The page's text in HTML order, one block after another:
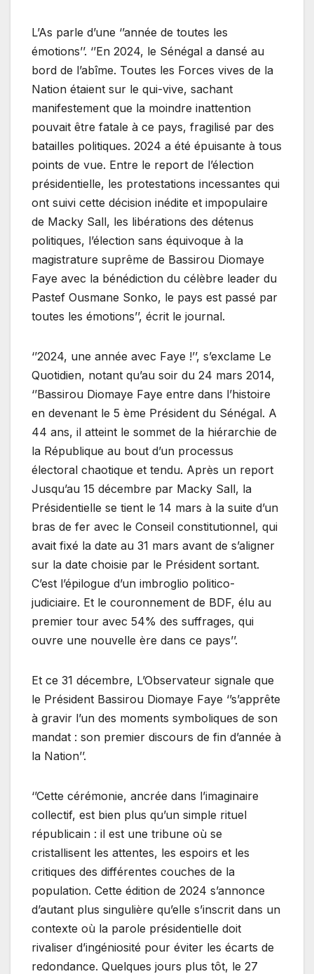
L’As parle d’une ‘’année de toutes les
émotions’’. ‘’En 2024, le Sénégal a dansé au
bord de l’abîme. Toutes les Forces vives de la
Nation étaient sur le qui-vive, sachant
manifestement que la moindre inattention
pouvait être fatale à ce pays, fragilisé par des
batailles politiques. 2024 a été épuisante à tous
points de vue. Entre le report de l’élection
présidentielle, les protestations incessantes qui
ont suivi cette décision inédite et impopulaire
de Macky Sall, les libérations des détenus
politiques, l’élection sans équivoque à la
magistrature suprême de Bassirou Diomaye
Faye avec la bénédiction du célèbre leader du
Pastef Ousmane Sonko, le pays est passé par
toutes les émotions’’, écrit le journal.
‘’2024, une année avec Faye !’’, s’exclame Le
Quotidien, notant qu’au soir du 24 mars 2014,
‘’Bassirou Diomaye Faye entre dans l’histoire
en devenant le 5 ème Président du Sénégal. A
44 ans, il atteint le sommet de la hiérarchie de
la République au bout d’un processus
électoral chaotique et tendu. Après un report
Jusqu’au 15 décembre par Macky Sall, la
Présidentielle se tient le 14 mars à la suite d’un
bras de fer avec le Conseil constitutionnel, qui
avait fixé la date au 31 mars avant de s’aligner
sur la date choisie par le Président sortant.
C’est l’épilogue d’un imbroglio politico-
judiciaire. Et le couronnement de BDF, élu au
premier tour avec 54% des suffrages, qui
ouvre une nouvelle ère dans ce pays’’.
Et ce 31 décembre, L’Observateur signale que
le Président Bassirou Diomaye Faye ‘’s’apprête
à gravir l’un des moments symboliques de son
mandat : son premier discours de fin d’année à
la Nation’’.
‘’Cette cérémonie, ancrée dans l’imaginaire
collectif, est bien plus qu’un simple rituel
républicain : il est une tribune où se
cristallisent les attentes, les espoirs et les
critiques des différentes couches de la
population. Cette édition de 2024 s’annonce
d’autant plus singulière qu’elle s’inscrit dans un
contexte où la parole présidentielle doit
rivaliser d’ingéniosité pour éviter les écarts de
redondance. Quelques jours plus tôt, le 27